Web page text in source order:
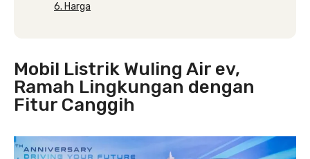
6. Harga
Mobil Listrik Wuling Air ev,
Ramah Lingkungan dengan
Fitur Canggih